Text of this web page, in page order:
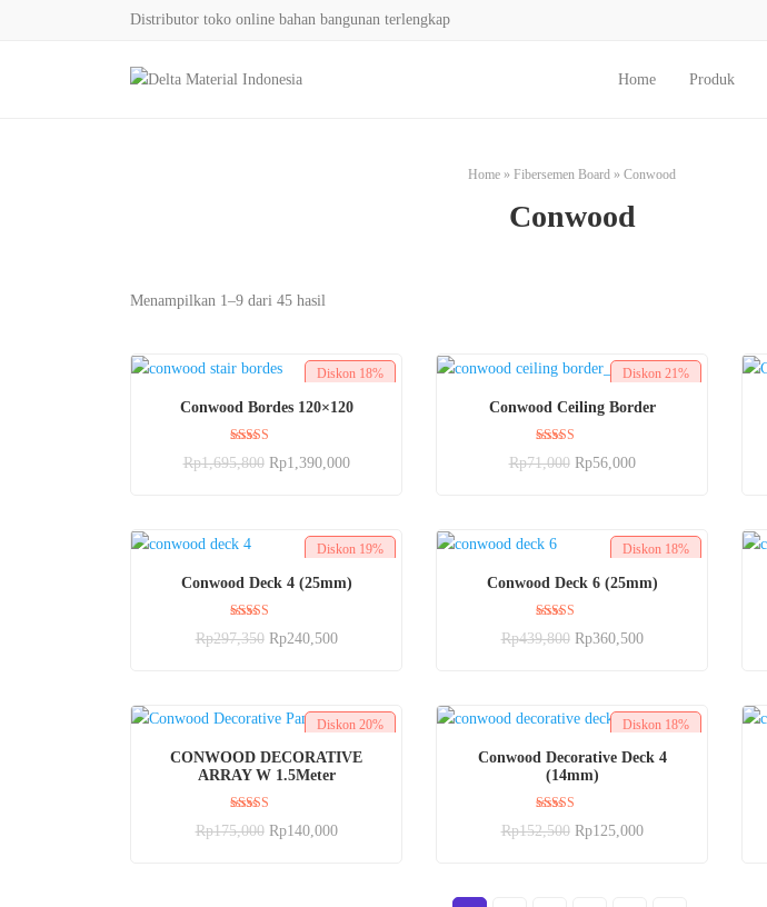
Distributor toko online bahan bangunan terlengkap
Home Produk
Home » Fibersemen Board » Conwood
Conwood
Menampilkan 1–9 dari 45 hasil
Diskon 18%
BELI SEKARANG
Conwood Bordes 120×120
Dinilai
5.00
Rp1,695,800 Rp1,390,000
Diskon 21%
BELI SEKARANG
Conwood Ceiling Border
Dinilai
5.00
Rp71,000 Rp56,000
Diskon 19%
BELI SEKARANG
Conwood Deck 4 (25mm)
Dinilai
5.00
Rp297,350 Rp240,500
Diskon 18%
BELI SEKARANG
Conwood Deck 6 (25mm)
Dinilai
5.00
Rp439,800 Rp360,500
Diskon 20%
BELI SEKARANG
CONWOOD DECORATIVE
ARRAY W 1.5Meter
Dinilai
5.00
Rp175,000 Rp140,000
Diskon 18%
BELI SEKARANG
Conwood Decorative Deck 4
(14mm)
Dinilai
5.00
Rp152,500 Rp125,000